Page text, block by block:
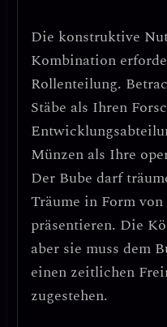
Die konstruktive
Kombination
Rollenteilung.
Stäbe als Ihren
Münzen als Ihre
Der Bube darf
Träume in Form
präsentieren. Die
aber sie muss dem
einen zeitlichen
zugestehen.